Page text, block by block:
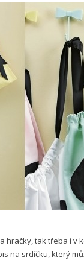
hračky, tak třeba i v
na srdíčku, který